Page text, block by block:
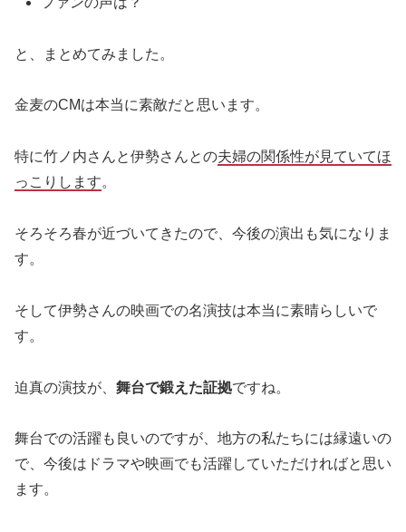
と、まとめてみました。
金麦のCMは本当に素敵だと思います。
特に竹ノ内さんと伊勢さんとの夫婦の関係性が見ていてほ
っこりします。
そろそろ春が近づいてきたので、今後の演出も気になりま
す。
そして伊勢さんの映画での名演技は本当に素晴らしいで
す。
迫真の演技が、 舞台で鍛えた証拠ですね。
舞台での活躍も良いのですが、地方の私たちには縁遠いの
で、今後はドラマや映画でも活躍していただければと思い
ます。